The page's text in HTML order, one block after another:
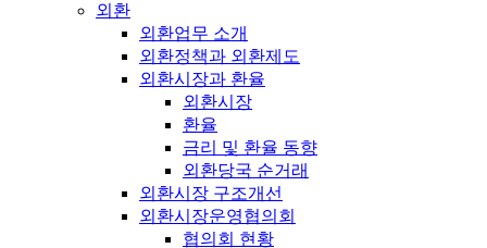
외환
외환업무 소개
외환정책과 외환제도
외환시장과 환율
외환시장
환율
금리 및 환율 동향
외환당국 순거래
외환시장 구조개선
외환시장운영협의회
협의회 현황